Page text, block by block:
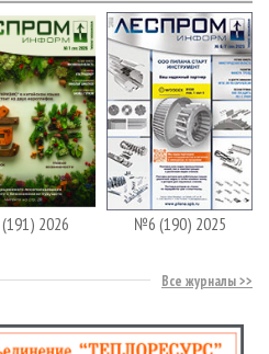
2026 №6 (190) 2025
Все журналы